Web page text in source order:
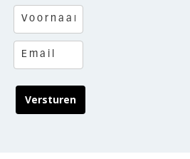
Versturen